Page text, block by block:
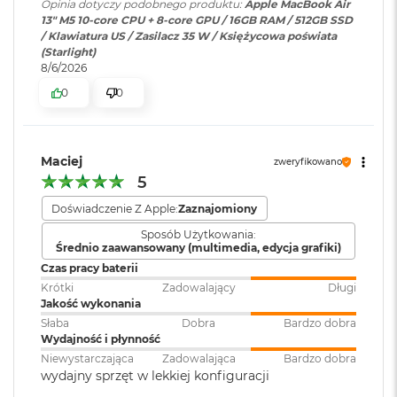
r
1
T
B
c
o
o
k
A
i
2
T
B
a
c
B
o
Dekoder AV1
Port MagSafe 3
Gniazdo słuchawkowe 3,5 mm
Dwa porty Thunderbolt 4 (USB-C) obsługujące:
DisplayPort
Thunderbolt 4 (do 40 Gb/s)
USB 4 (do 40 Gb/s)
Dolby Vision, HDR10 i HLG
Odtwarzanie
dźwięku
Plus i Dolby Atmos
Zainstalowany
system operacyjny:
Wersja systemu
operacyjnego:
macOS Sequoia lub nowszy
Dołączone
oprogramowanie:
Wbudowane aplikacje systemu
macOS
Opinia dotyczy podobnego produktu: Apple MacBook Air
13" M5 10-core CPU + 8-core GPU / 16GB RAM / 512GB SSD
/ Klawiatura US / Zasilacz 35 W / Księżycowa poświata
(Starlight)
8/6/2026
0
0
Maciej zweryfikowano
5
Doświadczenie Z Apple:Zaznajomiony
Sposób Użytkowania:
Średnio zaawansowany (multimedia, edycja grafiki)
Czas pracy baterii
Krótki
Zadowalający
Długi
Jakość wykonania
Słaba
Dobra
Bardzo dobra
Wydajność i płynność
Niewystarczająca
Zadowalająca Bardzo dobra
wydajny sprzęt w lekkiej konfiguracji